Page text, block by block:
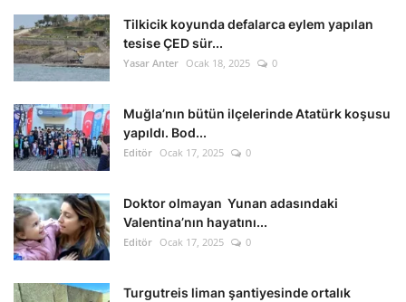
Tilkicik koyunda defalarca eylem yapılan
tesise ÇED sür...
Yasar Anter Ocak 18, 2025 0
Muğla’nın bütün ilçelerinde Atatürk koşusu
yapıldı. Bod...
Editör Ocak 17, 2025 0
Doktor olmayan Yunan adasındaki
Valentina’nın hayatını...
Editör Ocak 17, 2025 0
Turgutreis liman şantiyesinde ortalık